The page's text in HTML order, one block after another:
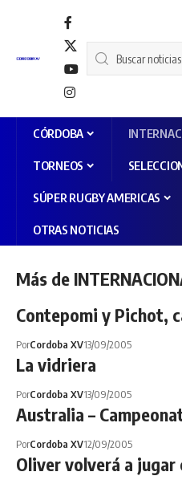
CÓRDOBA
TORNEOS
SÚPER RUGBY AMERICAS
OTRAS NOTICIAS
Más de
Contepomi y Pichot,
PorCordoba XV13/09/2005
La vidriera
PorCordoba XV13/09/2005
Australia –
PorCordoba XV12/09/2005
Oliver volverá a jugar